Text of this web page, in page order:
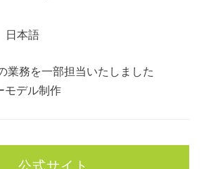
日本語
業務を一部担当いたしました
モデル制作
公式サイト